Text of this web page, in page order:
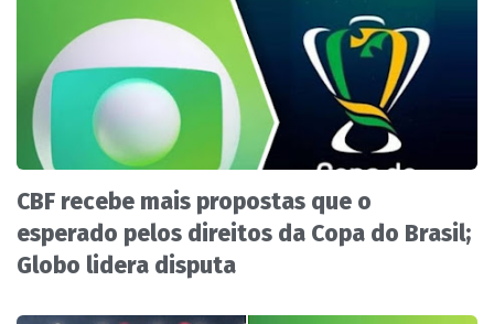
CBF recebe mais propostas que o
esperado pelos direitos da Copa do Brasil;
Globo lidera disputa